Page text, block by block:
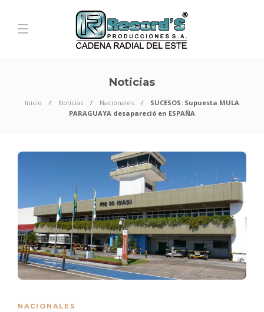
Noticias
Inicio Noticias Nacionales
SUCESOS: Supuesta MULA
PARAGUAYA desapareció en ESPAÑA
NACIONALES